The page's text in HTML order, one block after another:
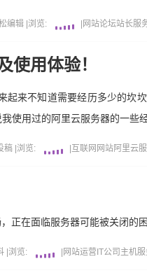
编辑 浏览: 网站论坛站长服
使用体验！
起来不知道需要经历多少的坎
使用过的阿里云服务器的一些经
稿 浏览: 互联网 网站阿里云
正在面临服务器可能被关闭的
浏览: 网站运营 IT公司 主机